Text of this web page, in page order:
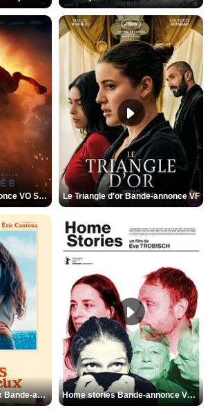
L'Odyssée Bande-annonce VO STFR Le Triangle d'or Bande-annonce VF
Les Matins merveilleux Bande-annonce VF Home stories Bande-annonce VO STFR